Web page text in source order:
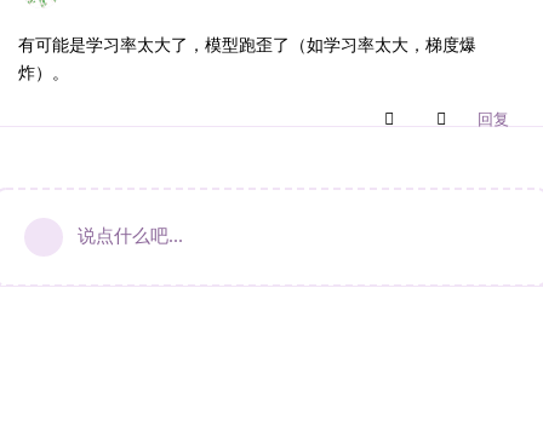
有可能是学习率太大了，模型跑歪了（如学习率太大，梯度爆
炸）。
回复
说点什么吧...